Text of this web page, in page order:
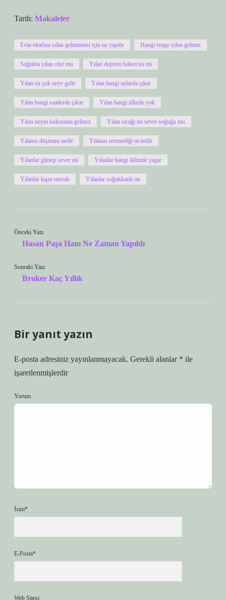
Tarih: Makaleler
Evin etrafına yılan gelmemesi için ne yapılır Hangi renge yılan gelmez
Soğukta yılan olur mu Yılan deprem habercisi mi
Yılan en çok neye gelir Yılan hangi aylarda çıkar
Yılan hangi saatlerde çıkar Yılan hangi ülkede yok
Yılan neyin kokusuna gelmez Yılan sıcağı mı sever soğuğu mu
Yılanın düşmanı nedir Yılanın sevmediği ot nedir
Yılanlar güneşi sever mi Yılanlar hangi iklimde yaşar
Yılanlar kışın nerede Yılanlar soğukkanlı mı
Önceki Yazı
Hasan Paşa Hanı Ne Zaman Yapıldı
Sonraki Yazı
Broker Kaç Yıllık
Bir yanıt yazın
E-posta adresiniz yayınlanmayacak. Gerekli alanlar * ile
işaretlenmişlerdir
Yorum
İsim*
E-Posta*
Web Sitesi